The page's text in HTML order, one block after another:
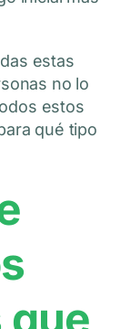
estas
no lo
estos
qué tipo